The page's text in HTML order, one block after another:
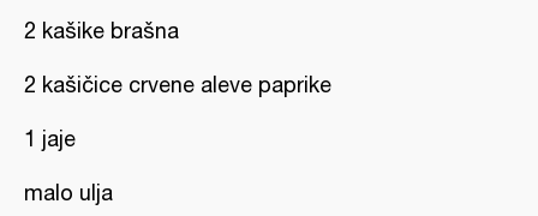
2 kašike brašna
2 kašičice crvene aleve paprike
1 jaje
malo ulja